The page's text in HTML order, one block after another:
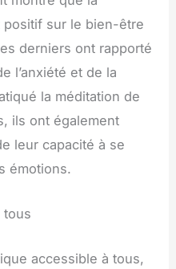
positif sur le bien-être
derniers ont rapporté
l’anxiété et de la
la méditation de
ils ont également
leur capacité à se
émotions.
tous
accessible à tous,